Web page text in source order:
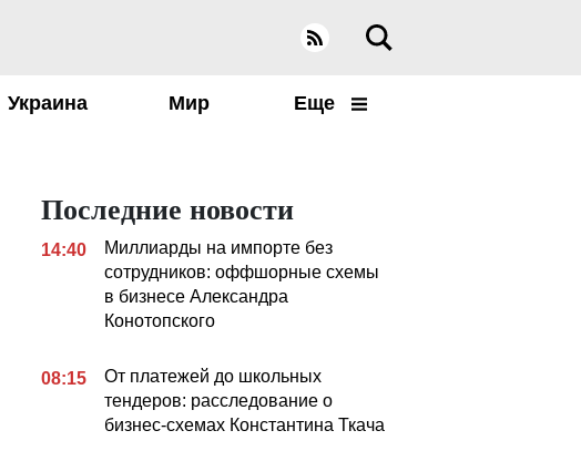
Украина Мир Еще
Последние новости
14:40
Миллиарды на импорте без
сотрудников: оффшорные схемы
в бизнесе Александра
Конотопского
08:15
От платежей до школьных
тендеров: расследование о
бизнес-схемах Константина Ткача